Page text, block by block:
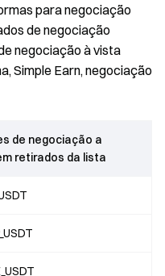
para negociação
de negociação
negociação à vista
Simple Earn, negociação
de negociação a
retirados da lista